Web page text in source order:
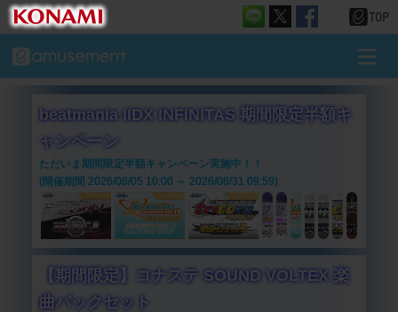
beatmania IIDX INFINITAS 期間限定半額キ
ャンペーン
ただいま期間限定半額キャンペーン実施中！！
(開催期間 2026/08/05 10:00 ～ 2026/08/31 09:59)
【期間限定】コナステ SOUND VOLTEX 楽
曲パックセット